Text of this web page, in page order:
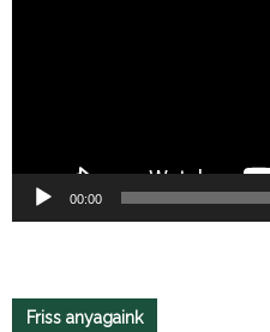
00:00
Friss anyagaink